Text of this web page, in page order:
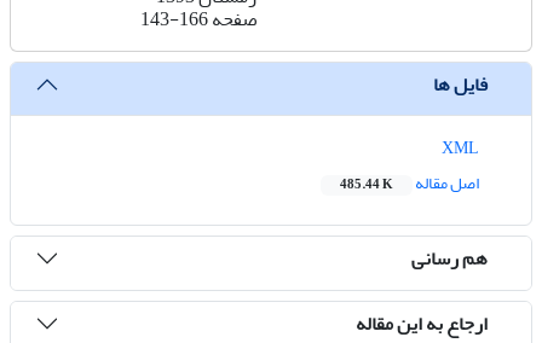
صفحه143-166
فایل ها
اصل مقاله
485.44 K
هم رسانی
ارجاع به این مقاله